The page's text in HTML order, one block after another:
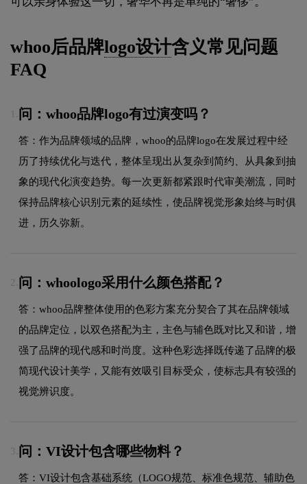
whoo后品牌logo设计含义常见问题
FAQ
问：whoo品牌logo有过演变吗？
答：作为品牌领域的品牌，whoo的品牌logo在发展过程中经
历了持续优化与迭代，整体呈现出从复杂到简约、从具象到抽
象的现代化演变趋势。每一次更新都紧跟时代审美潮流，同时
保持品牌核心识别元素的延续性，使品牌视觉形象始终与时俱
进，历久弥新。
2. 问：whoologo采用什么颜色搭配？
答：whoo品牌整体使用的色彩方案充分契合了其在品牌领域
的品牌定位，以双色搭配为主，主色与辅色既对比又和谐，增
强了品牌的现代感和时尚度。这种色彩选择既传递了品牌的极
简现代设计美学，又能有效吸引目标受众，使标志具有较强的
视觉辨识度。
3. 问：VI设计包含哪些物料？
答：VI设计包含基础系统（LOGO规范、标准色规范、辅助色